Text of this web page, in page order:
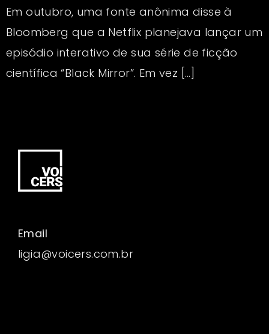
Em outubro, uma fonte anônima disse à
Bloomberg que a Netflix planejava lançar um
episódio interativo de sua série de ficção
científica “Black Mirror”. Em vez […]
Email
ligia@voicers.com.br